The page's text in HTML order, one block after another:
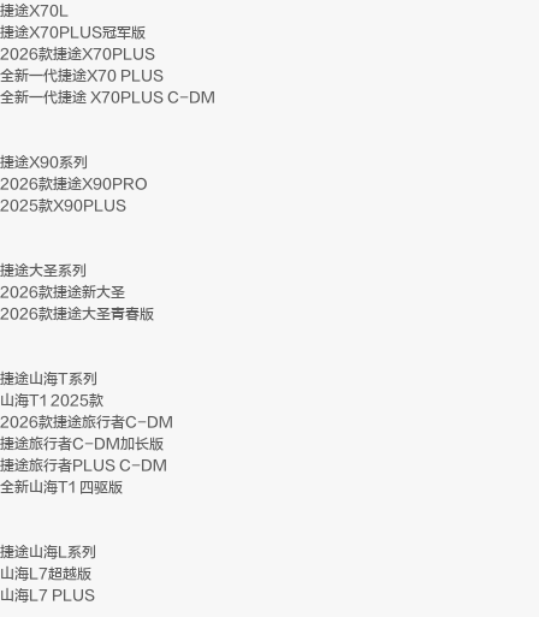
捷途X70L
捷途X70PLUS冠军版
2026款捷途X70PLUS
全新一代捷途X70 PLUS
全新一代捷途 X70PLUS C-DM
捷途X90系列
2026款捷途X90PRO
2025款X90PLUS
捷途大圣系列
2026款捷途新大圣
2026款捷途大圣青春版
捷途山海T系列
山海T1 2025款
2026款捷途旅行者C-DM
捷途旅行者C-DM加长版
捷途旅行者PLUS C-DM
全新山海T1 四驱版
捷途山海L系列
山海L7超越版
山海L7 PLUS